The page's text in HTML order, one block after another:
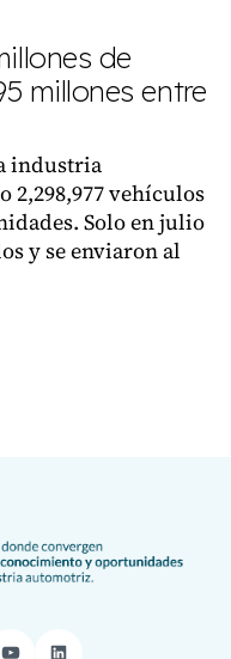
de
millones entre
industria
vehículos
Solo en julio
y se enviaron al